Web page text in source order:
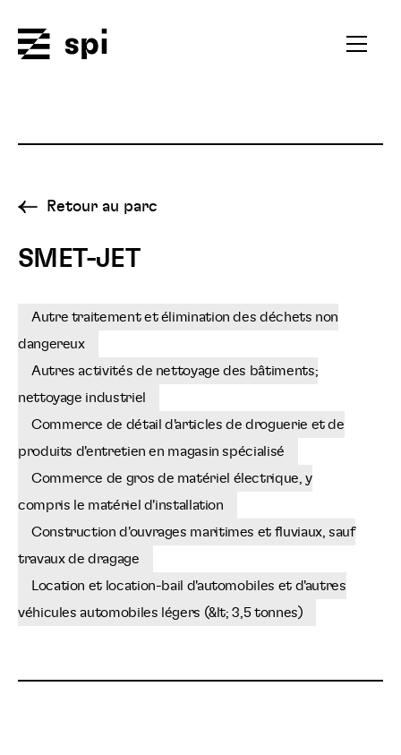
Ouvrir
Retour au parc
SMET-JET
Autre traitement et élimination des déchets non
dangereux
Autres activités de nettoyage des bâtiments;
nettoyage industriel
Commerce de détail d'articles de droguerie et de
produits d'entretien en magasin spécialisé
Commerce de gros de matériel électrique, y
compris le matériel d'installation
Construction d'ouvrages maritimes et fluviaux, sauf
travaux de dragage
Location et location-bail d'automobiles et d'autres
véhicules automobiles légers (&lt; 3,5 tonnes)